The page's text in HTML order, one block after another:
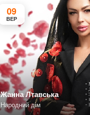
09
ВЕР
Жанна Лтавська
Народний дім